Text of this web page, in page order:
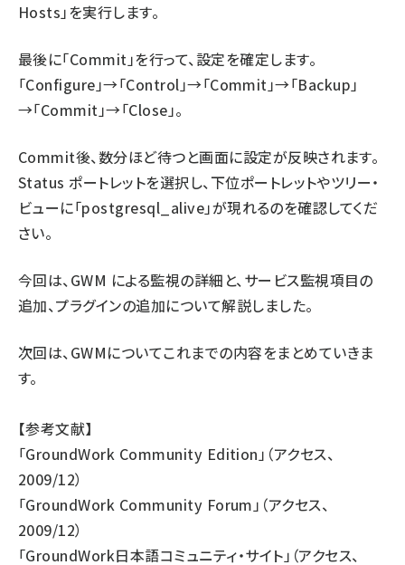
Hosts」を実行します。
最後に「Commit」を行って、設定を確定します。
「Configure」→「Control」→「Commit」→「Backup」
→「Commit」→「Close」。
Commit後、数分ほど待つと画面に設定が反映されます。
Status ポートレットを選択し、下位ポートレットやツリー・
ビューに「postgresql_alive」が現れるのを確認してくだ
さい。
今回は、GWM による監視の詳細と、サービス監視項目の
追加、プラグインの追加について解説しました。
次回は、GWMについてこれまでの内容をまとめていきま
す。
【参考文献】
「GroundWork Community Edition」（アクセス、
2009/12）
「GroundWork Community Forum」（アクセス、
2009/12）
「GroundWork日本語コミュニティ・サイト」（アクセス、